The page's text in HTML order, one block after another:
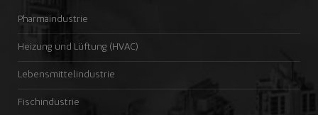
Pharmaindustrie
Heizung und Lüftung (HVAC)
Lebensmittelindustrie
Fischindustrie